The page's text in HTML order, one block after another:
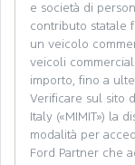
e società di
contributo statale
un veicolo
veicoli
importo, fino a
Verificare sul sito
Italy («MIMIT») la
modalità per
Ford Partner che